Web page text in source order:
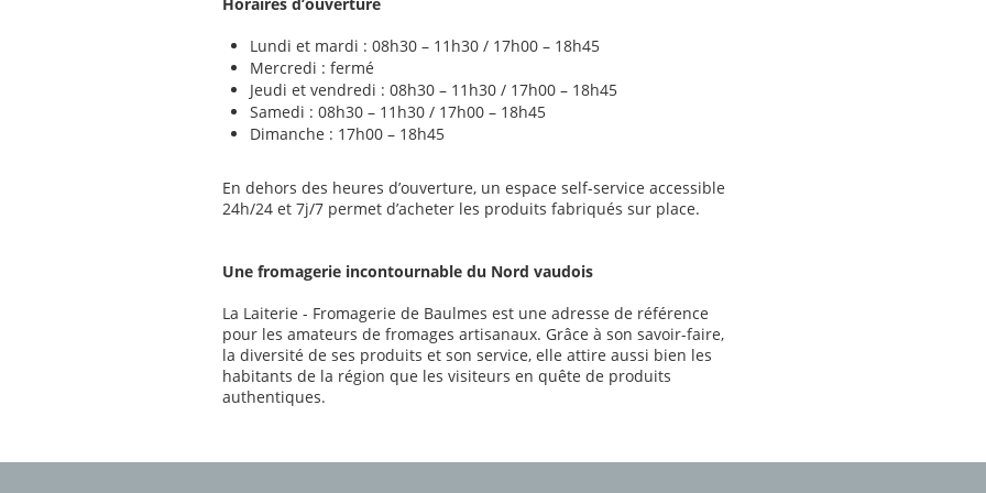
Lundi et mardi : 08h30 – 11h30 / 17h00 – 18h45
Mercredi : fermé
Jeudi et vendredi : 08h30 – 11h30 / 17h00 – 18h45
Samedi : 08h30 – 11h30 / 17h00 – 18h45
Dimanche : 17h00 – 18h45
En dehors des heures d’ouverture, un espace self-service accessible
24h/24 et 7j/7 permet d’acheter les produits fabriqués sur place.
Une fromagerie incontournable du Nord vaudois
La Laiterie - Fromagerie de Baulmes est une adresse de référence
pour les amateurs de fromages artisanaux. Grâce à son savoir-faire,
la diversité de ses produits et son service, elle attire aussi bien les
habitants de la région que les visiteurs en quête de produits
authentiques.